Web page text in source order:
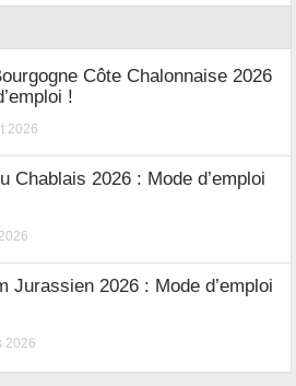
Côte Chalonnaise 2026
!
2026
Chablais 2026 : Mode d’emploi
Jurassien 2026 : Mode d’emploi
2026